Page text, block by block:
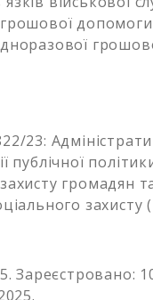
23:
публічної
громадян
захисту
Зареєстровано: